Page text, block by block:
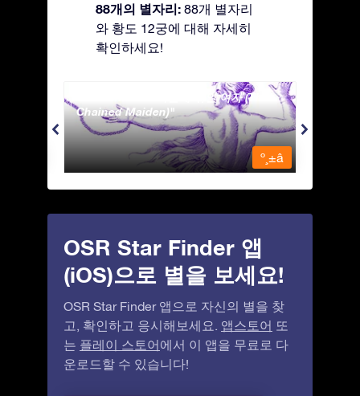
88개의 별자리: 88개 별자리
와 황도 12궁에 대해 자세히
확인하세요!
Andromeda - 사슬에 묶인 여자 (The
Chained Maiden)
º¸±â
OSR Star Finder 앱
(iOS)으로 별을 보세요!
OSR Star Finder 앱으로 자신의 별을 찾
고, 확인하고 응시해보세요. 앱스토어 또
는 플레이 스토어에서 이 앱을 무료로 다
운로드할 수 있습니다!